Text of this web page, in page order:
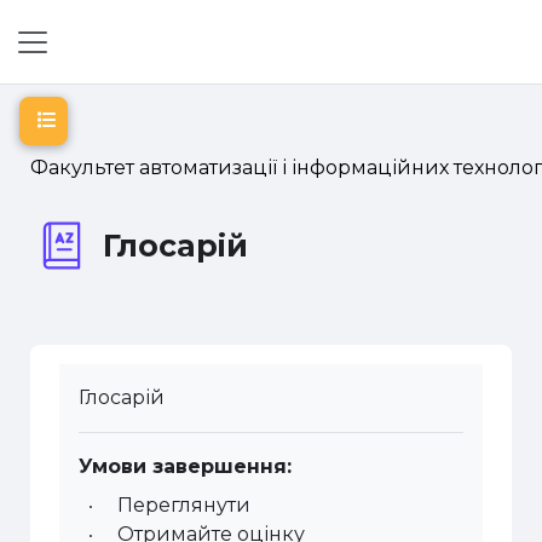
Факультет автоматизації і інформаційних
Глосарій
Відкритий покажчик курсу
Глосарій
Умови завершення:
Переглянути
Отримайте оцінку